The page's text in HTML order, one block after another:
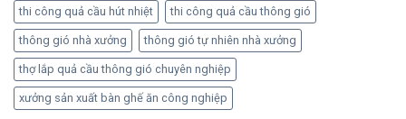
thi công quả cầu hút nhiệt thi công quả cầu thông gió
thông gió nhà xưởng thông gió tự nhiên nhà xưởng
thợ lắp quả cầu thông gió chuyên nghiệp
xưởng sản xuất bàn ghế ăn công nghiệp